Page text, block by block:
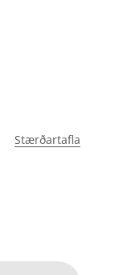
Stærðartafla